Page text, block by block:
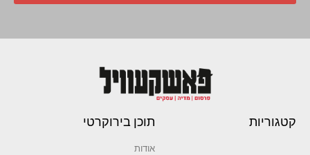
קטגוריות תוכן בירוקרטי
אודות